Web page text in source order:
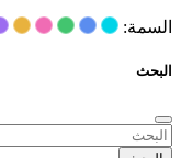
السمة:
البحث